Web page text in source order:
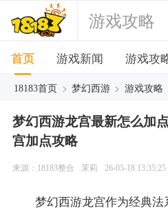
游戏攻略
首页 游戏新闻 游戏攻
18183首页 > 梦幻西游 > 游戏攻略
梦幻西游龙宫最新怎么加
宫加点攻略
来源：18183整合 茉莉 26-05-18 13:35:25
梦幻西游龙宫作为经典